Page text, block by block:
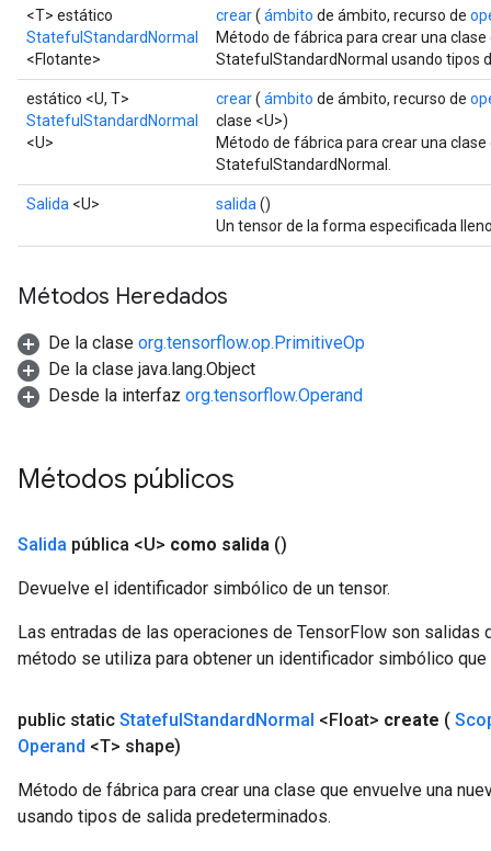
<T> estático
StatefulStandardNormal
<Flotante>
crear( ámbito de ámbito, recurso de
Método de fábrica para crear una
StatefulStandardNormal usando tipos
estático <U, T>
StatefulStandardNormal
<U>
crear( ámbito de ámbito, recurso de
clase <U>)
Método de fábrica para crear una
StatefulStandardNormal.
Salida <U> salida ()
Un tensor de la forma especificada
Métodos Heredados
De la clase org.tensorflow.op.PrimitiveOp
De la clase java.lang.Object
Desde la interfaz org.tensorflow.Operand
Métodos públicos
Salida pública <U> como salida ()
Devuelve el identificador simbólico de un tensor.
Las entradas de las operaciones de TensorFlow son salidas
método se utiliza para obtener un identificador simbólico
public static StatefulStandardNormal <Float> create (
Operand <T> shape)
Método de fábrica para crear una clase que envuelve una
usando tipos de salida predeterminados.